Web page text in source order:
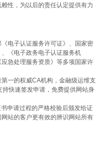
性，为以后的责任认定提供有力
电子认证服务许可证》、国家密
《电子政务电子认证服务机
急处理服务资质》等多项国家许
一的权威CA机构，金融级运维支
快速签发申请，免费提供网站身
申请过程的严格校验后颁发给证
站的客户更有效的辨识网站所有